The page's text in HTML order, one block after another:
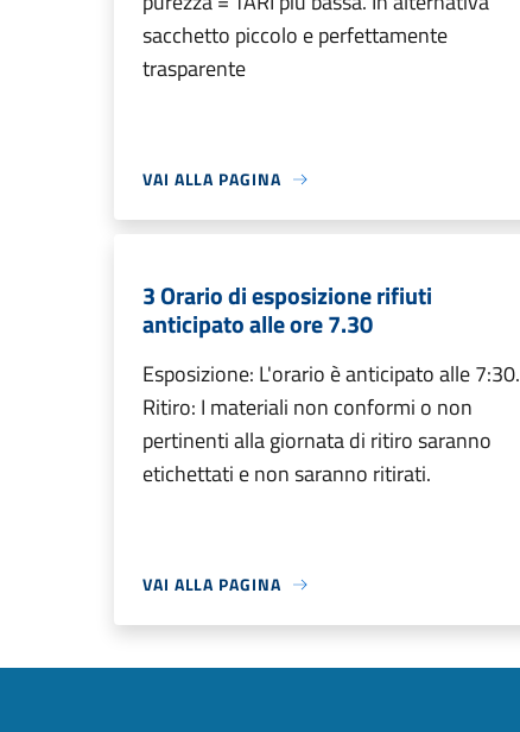
sacchetto piccolo e perfettamente
trasparente
VAI ALLA PAGINA
3 Orario di esposizione rifiuti
anticipato alle ore 7.30
Esposizione: L'orario è anticipato alle 7:30.
Ritiro: I materiali non conformi o non
pertinenti alla giornata di ritiro saranno
etichettati e non saranno ritirati.
VAI ALLA PAGINA